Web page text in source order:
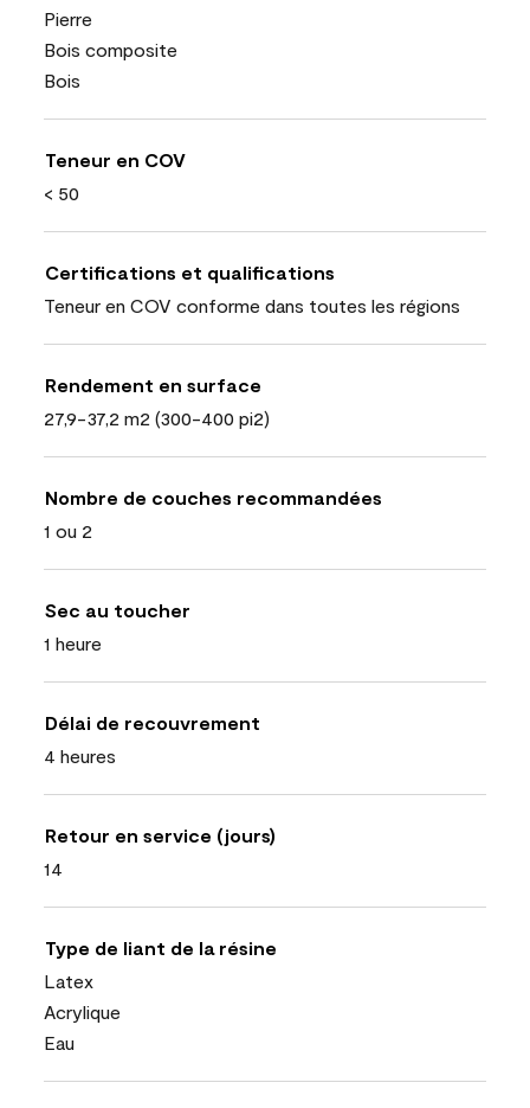
Pierre
Bois composite
Bois
Teneur en COV
< 50
Certifications et qualifications
Teneur en COV conforme dans toutes les régions
Rendement en surface
27,9-37,2 m2 (300-400 pi2)
Nombre de couches recommandées
1 ou 2
Sec au toucher
1 heure
Délai de recouvrement
4 heures
Retour en service (jours)
14
Type de liant de la résine
Latex
Acrylique
Eau